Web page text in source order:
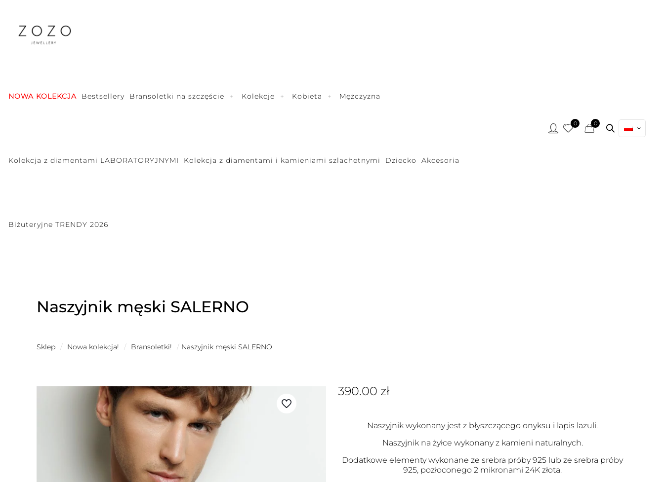
NOWA KOLEKCJA Bestsellery Bransoletki na szczęście Kolekcje Kobieta Mężczyzna
Kolekcja z diamentami LABORATORYJNYMI Kolekcja z diamentami i kamieniami szlachetnymi Dziecko Akcesoria
Biżuteryjne TRENDY 2026
0 0
Naszyjnik męski SALERNO
Sklep / Nowa kolekcja! / Bransoletki! / Naszyjnik męski SALERNO
390.00 zł
Naszyjnik wykonany jest z błyszczącego onyksu i lapis lazuli.
Naszyjnik na żyłce wykonany z kamieni naturalnych.
Dodatkowe elementy wykonane ze srebra próby 925 lub ze srebra próby
925, pozłoconego 2 mikronami 24K złota.